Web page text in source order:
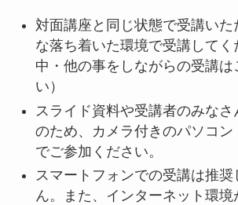
対面講座と同じ状態で受講い
な落ち着いた環境で受講してく
中・他の事をしながらの受講は
い）
スライド資料や受講者のみなさ
のため、カメラ付きのパソコ
でご参加ください。
スマートフォンでの受講は推奨
ん。また、インターネット環